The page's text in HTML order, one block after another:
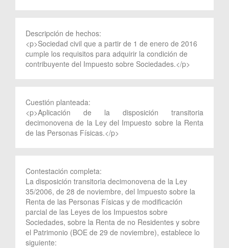
Descripción de hechos:
<p>Sociedad civil que a partir de 1 de enero de 2016
cumple los requisitos para adquirir la condición de
contribuyente del Impuesto sobre Sociedades.</p>
Cuestión planteada:
<p>Aplicación de la disposición transitoria
decimonovena de la Ley del Impuesto sobre la Renta
de las Personas Físicas.</p>
Contestación completa:
La disposición transitoria decimonovena de la Ley
35/2006, de 28 de noviembre, del Impuesto sobre la
Renta de las Personas Físicas y de modificación
parcial de las Leyes de los Impuestos sobre
Sociedades, sobre la Renta de no Residentes y sobre
el Patrimonio (BOE de 29 de noviembre), establece lo
siguiente: